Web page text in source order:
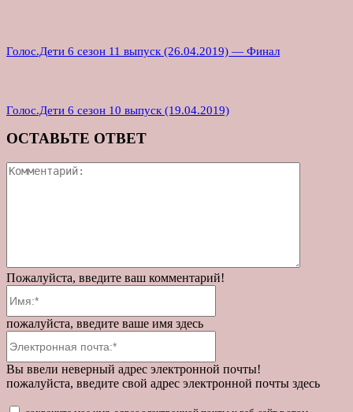
Голос.Дети 6 сезон 11 выпуск (26.04.2019) — Финал
Голос.Дети 6 сезон 10 выпуск (19.04.2019)
ОСТАВЬТЕ ОТВЕТ
Пожалуйста, введите ваш комментарий!
пожалуйста, введите ваше имя здесь
Вы ввели неверный адрес электронной почты!
пожалуйста, введите свой адрес электронной почты здесь